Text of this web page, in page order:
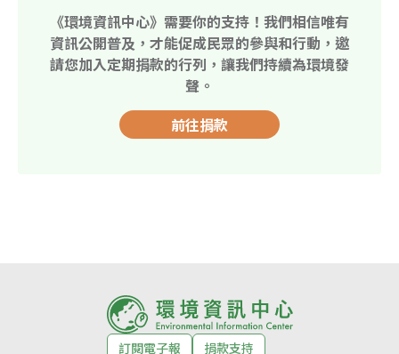
《環境資訊中心》需要你的支持！我們相信唯有
資訊公開普及，才能促成民眾的參與和行動，邀
請您加入定期捐款的行列，讓我們持續為環境發
聲。
前往捐款
訂閱電子報 捐款支持